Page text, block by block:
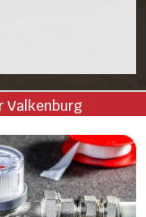
Valkenburg